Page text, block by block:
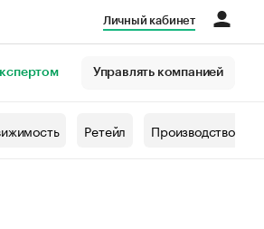
Личный кабинет
Управлять компанией
Ретейл Производство